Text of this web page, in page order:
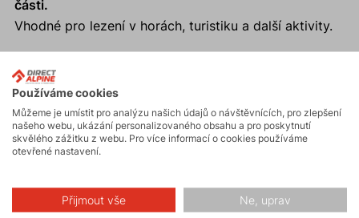
části.
Vhodné pro lezení v horách, turistiku a další aktivity.
Aktivity
Vysokohorská
Používáme cookies
Můžeme je umístit pro analýzu našich údajů o návštěvnících, pro zlepšení
našeho webu, ukázání personalizovaného obsahu a pro poskytnutí
skvělého zážitku z webu. Pro více informací o cookies používáme
otevřené nastavení.
Přijmout vše Ne, uprav